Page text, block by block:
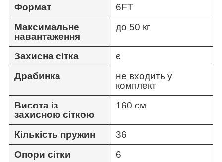
Формат
6FT
Максимальне
навантаження
до 50 кг
Захисна сітка
є
Драбинка
не входить у
комплект
Висота із
захисною сіткою
160 см
Кількість пружин
36
Опори сітки
6